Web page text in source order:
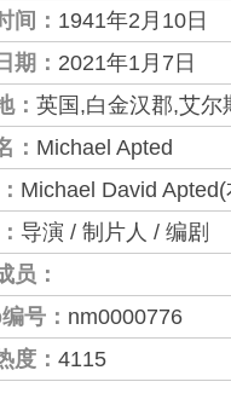
间： 1941年2月10日
期： 2021年1月7日
： 英国,白金汉郡,艾尔
： Michael Apted
Michael David Apted(
导演 / 制片人 / 编剧
员：
号： nm0000776
度： 4115